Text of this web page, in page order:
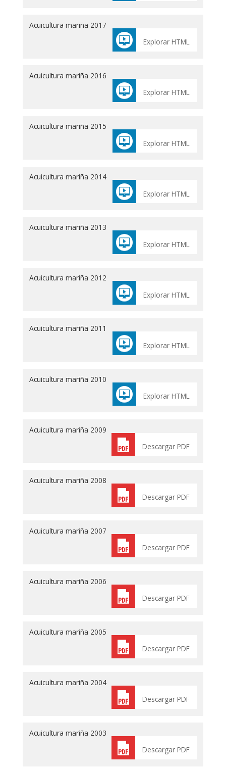
Acuicultura mariña 2017
Explorar HTML
Acuicultura mariña 2016
Explorar HTML
Acuicultura mariña 2015
Explorar HTML
Acuicultura mariña 2014
Explorar HTML
Acuicultura mariña 2013
Explorar HTML
Acuicultura mariña 2012
Explorar HTML
Acuicultura mariña 2011
Explorar HTML
Acuicultura mariña 2010
Explorar HTML
Acuicultura mariña 2009
Descargar PDF
Acuicultura mariña 2008
Descargar PDF
Acuicultura mariña 2007
Descargar PDF
Acuicultura mariña 2006
Descargar PDF
Acuicultura mariña 2005
Descargar PDF
Acuicultura mariña 2004
Descargar PDF
Acuicultura mariña 2003
Descargar PDF